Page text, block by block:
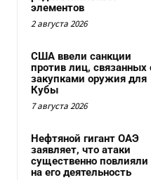
элементов
2 августа 2026
США ввели санкции
против лиц, связанных
закупками оружия для
Кубы
7 августа 2026
Нефтяной гигант ОАЭ
заявляет, что атаки
существенно повлияли
на его деятельность